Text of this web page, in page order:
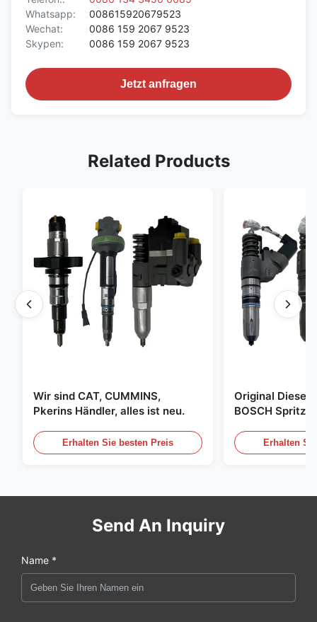
Whatsapp:
008615920679523
Wechat:
0086 159 2067 9523
Skypen:
0086 159 2067 9523
Jetzt anfragen
Related Products
Wir sind CAT, CUMMINS,
Pkerins Händler, alles ist neu.
Erhalten Sie besten Preis
Original Diesel
BOSCH
Erhalten
Send An Inquiry
Name *